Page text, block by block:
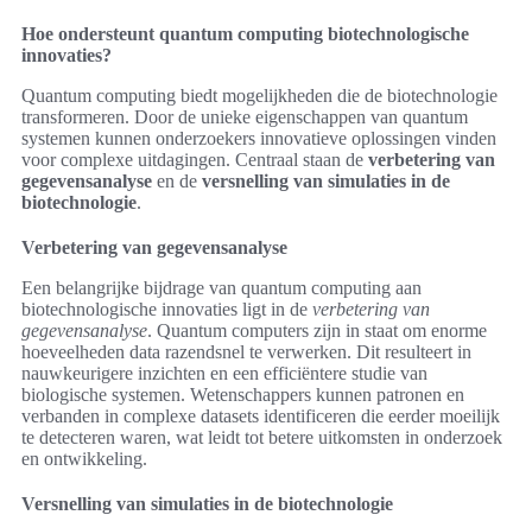
Hoe ondersteunt quantum computing biotechnologische
innovaties?
Quantum computing biedt mogelijkheden die de biotechnologie
transformeren. Door de unieke eigenschappen van quantum
systemen kunnen onderzoekers innovatieve oplossingen vinden
voor complexe uitdagingen. Centraal staan de verbetering van
gegevensanalyse en de versnelling van simulaties in de
biotechnologie.
Verbetering van gegevensanalyse
Een belangrijke bijdrage van quantum computing aan
biotechnologische innovaties ligt in de verbetering van
gegevensanalyse. Quantum computers zijn in staat om enorme
hoeveelheden data razendsnel te verwerken. Dit resulteert in
nauwkeurigere inzichten en een efficiëntere studie van
biologische systemen. Wetenschappers kunnen patronen en
verbanden in complexe datasets identificeren die eerder moeilijk
te detecteren waren, wat leidt tot betere uitkomsten in onderzoek
en ontwikkeling.
Versnelling van simulaties in de biotechnologie